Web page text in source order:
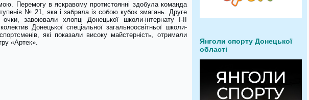
Перемогу в яскравому протистоянні здобула команда
№ 21, яка і забрала із собою кубок змагань. Друге
завоювали хлопці Донецької школи-інтернату І-ІІ
Донецької спеціальної загальноосвітньої школи-
які показали високу майстерність, отримали
«Артек».
Янголи спорту Донецької
області